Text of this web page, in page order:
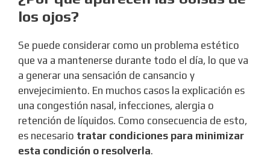
los ojos?
Se puede considerar como un problema estético
que va a mantenerse durante todo el día, lo que va
a generar una sensación de cansancio y
envejecimiento. En muchos casos la explicación es
una congestión nasal, infecciones, alergia o
retención de líquidos. Como consecuencia de esto,
es necesario tratar condiciones para minimizar
esta condición o resolverla.